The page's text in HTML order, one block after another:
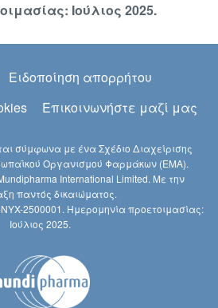
Ιούλιος 2025.
Ειδοποίηση απορρήτου
Επικοινωνήστε μαζί μας
σύμφωνα με ένα Σχέδιο Διαχείρισης
Οργανισμού Φαρμάκων (ΕΜΑ).
International Limited. Με την
παντός δικαιώματος.
2500001. Ημερομηνία προετοιμασίας:
Ιούλιος 2025.